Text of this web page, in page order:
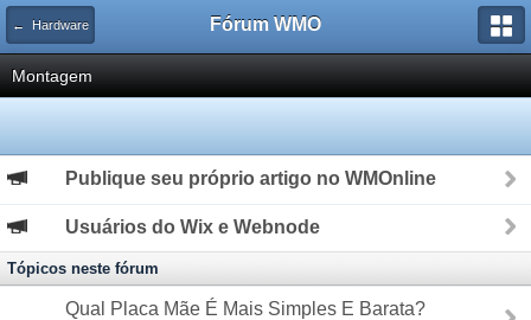
← Hardware Fórum WMO
Montagem
Publique seu próprio artigo no WMOnline
Usuários do Wix e Webnode
Tópicos neste fórum
Qual Placa Mãe É Mais Simples E Barata?